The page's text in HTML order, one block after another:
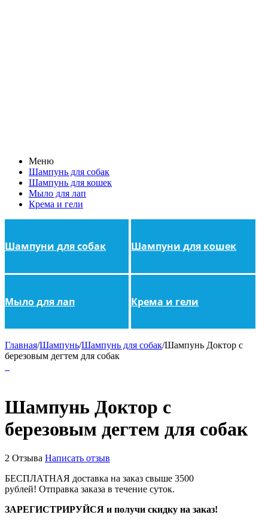
Меню
Шампунь для собак
Шампунь для кошек
Мыло для лап
Крема и гели
Шампуни для собак Шампуни для кошек
Мыло для лап Крема и гели
Главная/Шампунь/Шампунь для собак/Шампунь Доктор с
березовым дегтем для собак
Шампунь Доктор с
березовым дегтем для собак
2 Отзыва Написать отзыв
БЕСПЛАТНАЯ доставка на заказ свыше 3500
рублей! Отправка заказа в течение суток.
ЗАРЕГИСТРИРУЙСЯ и получи скидку на заказ!